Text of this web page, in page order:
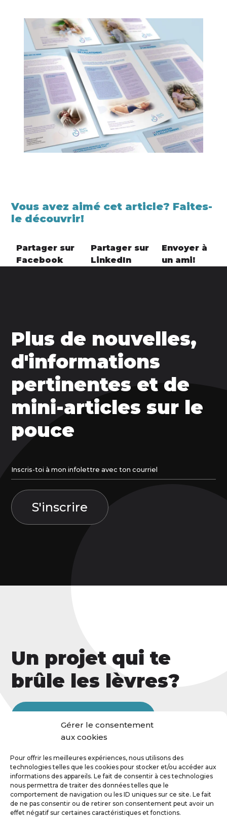
Gérer le consentement
aux cookies
Pour offrir les meilleures expériences, nous utilisons des
technologies telles que les cookies pour stocker et/ou accéder aux
informations des appareils. Le fait de consentir à ces technologies
nous permettra de traiter des données telles que le
comportement de navigation ou les ID uniques sur ce site. Le fait
de ne pas consentir ou de retirer son consentement peut avoir un
effet négatif sur certaines caractéristiques et fonctions.
Vous avez aimé cet article? Faites-
le découvrir!
Partager sur
Facebook
Partager sur
LinkedIn
Envoyer à
un ami!
Plus de nouvelles,
d'informations
pertinentes et de
mini-articles sur le
pouce
Un projet qui te
brûle les lèvres?